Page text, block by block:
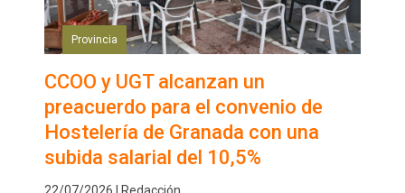
Provincia
CCOO y UGT alcanzan un
preacuerdo para el convenio de
Hostelería de Granada con una
subida salarial del 10,5%